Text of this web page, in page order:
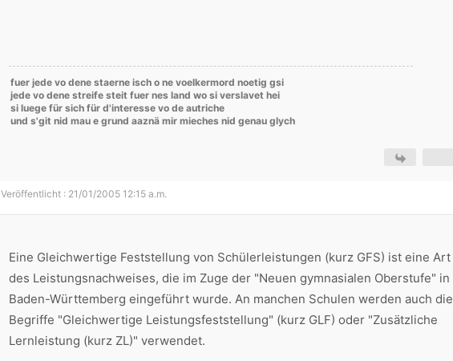
fuer jede vo dene staerne isch o ne voelkermord noetig gsi
jede vo dene streife steit fuer nes land wo si verslavet hei
si luege für sich für d'interesse vo de autriche
und s'git nid mau e grund aaznä mir mieches nid genau glych
Veröffentlicht : 21/01/2005 12:15 a.m.
Eine Gleichwertige Feststellung von Schülerleistungen (kurz GFS) ist eine Art
des Leistungsnachweises, die im Zuge der "Neuen gymnasialen Oberstufe" in
Baden-Württemberg eingeführt wurde. An manchen Schulen werden auch die
Begriffe "Gleichwertige Leistungsfeststellung" (kurz GLF) oder "Zusätzliche
Lernleistung (kurz ZL)" verwendet.